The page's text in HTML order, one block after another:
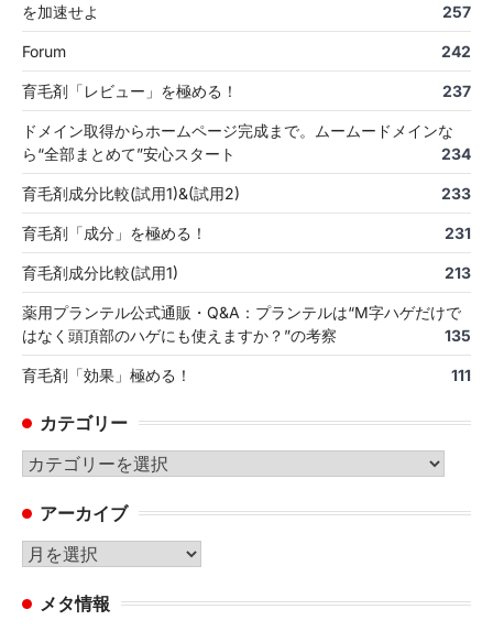
を加速せよ
257
Forum 242
育毛剤「レビュー」を極める！ 237
ドメイン取得からホームページ完成まで。ムームードメインな
ら“全部まとめて”安心スタート
234
育毛剤成分比較(試用1)&(試用2) 233
育毛剤「成分」を極める！ 231
育毛剤成分比較(試用1) 213
薬用プランテル公式通販・Q&A：プランテルは“M字ハゲだけで
はなく頭頂部のハゲにも使えますか？”の考察
135
育毛剤「効果」極める！ 111
カテゴリー
カ
ゴ
リ
ー
アーカイブ
ア
カ メタ情報